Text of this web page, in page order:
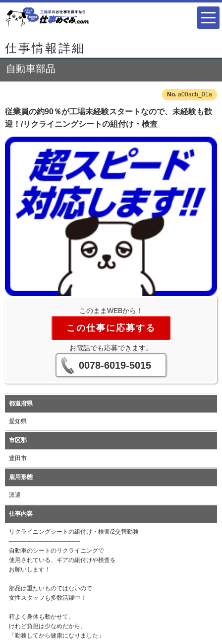
仕事情報詳細
自動車部品
a00ach_01a
従業員の約90％が工場未経験スタートなので、未経験も歓
迎！/リクライニングシートの組付け・検査
このままWEBから！
この仕事に応募する
お電話でも応募できます。
0078-6019-5015
都道府県
愛知県
市区郡
豊田市
雇用形態
派遣
仕事内容
リクライニングシートの組付け・検査/2交替勤務
────────────────
自動車のシートのリクライニングで
使用されている、ギアの組付けや検査を
お願いします！
部品は重たいものではないので
女性スタッフも多数活躍中！
程よく身体も動かせて、
けれど負担は少なめだから、
「勤務してから健康になりました」